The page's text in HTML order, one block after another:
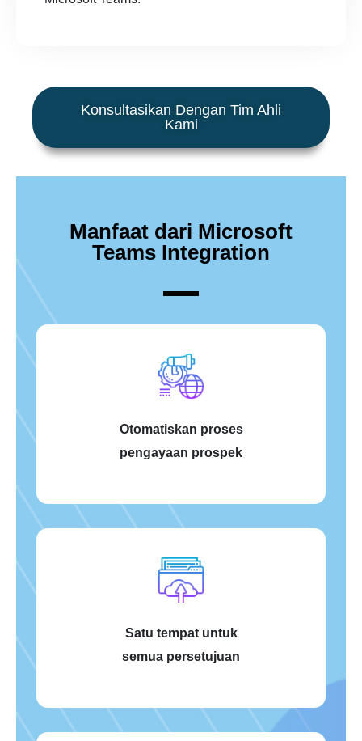
Konsultasikan Dengan Tim Ahli
Kami
Manfaat dari Microsoft
Teams Integration
Otomatiskan proses
pengayaan prospek
Satu tempat untuk
semua persetujuan